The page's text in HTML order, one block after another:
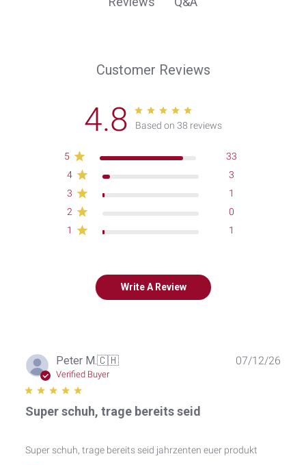
Customer Reviews
4.8 Based on 38 reviews
5
33
4
3
3
1
2
0
1
1
Write A Review
Peter M. 🇨🇭
Verified Buyer
Super schuh, trage bereits seid
Super schuh, trage bereits seid jahrzenten euer produkt
07/12/26